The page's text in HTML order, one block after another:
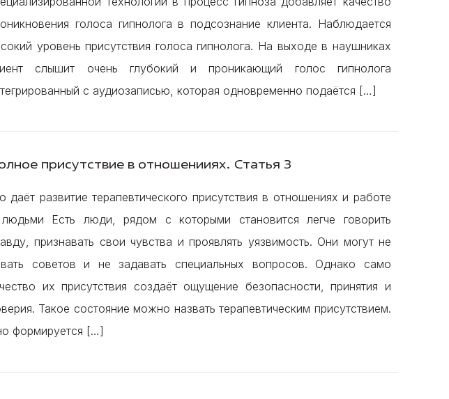
голоса гипнолога в подсознание клиента. Наблюдается
уровень присутствия голоса гипнолога. На выходе в наушниках
слышит очень глубокий и проникающий голос гипнолога
с аудиозаписью, которая одновременно подаётся […]
присутствие в отношенииях. Статья 3
даёт развитие терапевтического присутствия в отношениях и работе
Есть люди, рядом с которыми становится легче говорить
признавать свои чувства и проявлять уязвимость. Они могут не
советов и не задавать специальных вопросов. Однако само
их присутствия создаёт ощущение безопасности, принятия и
Такое состояние можно назвать терапевтическим присутствием.
формируется […]